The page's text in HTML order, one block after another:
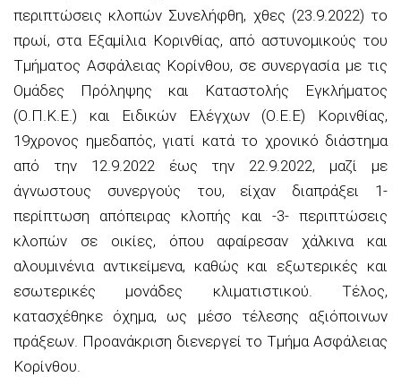
περιπτώσεις κλοπών Συνελήφθη, χθες (23.9.2022) το
πρωί, στα Εξαμίλια Κορινθίας, από αστυνομικούς του
Τμήματος Ασφάλειας Κορίνθου, σε συνεργασία με τις
Ομάδες Πρόληψης και Καταστολής Εγκλήματος
(Ο.Π.Κ.Ε.) και Ειδικών Ελέγχων (Ο.Ε.Ε) Κορινθίας,
19χρονος ημεδαπός, γιατί κατά το χρονικό διάστημα
από την 12.9.2022 έως την 22.9.2022, μαζί με
άγνωστους συνεργούς του, είχαν διαπράξει 1-
περίπτωση απόπειρας κλοπής και -3- περιπτώσεις
κλοπών σε οικίες, όπου αφαίρεσαν χάλκινα και
αλουμινένια αντικείμενα, καθώς και εξωτερικές και
εσωτερικές μονάδες κλιματιστικού. Τέλος,
κατασχέθηκε όχημα, ως μέσο τέλεσης αξιόποινων
πράξεων. Προανάκριση διενεργεί το Τμήμα Ασφάλειας
Κορίνθου.